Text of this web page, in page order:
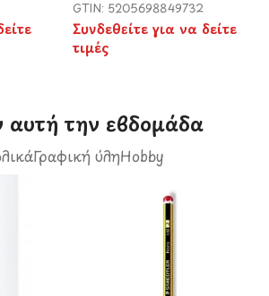
GTIN: 5205698849732
Συνδεθείτε για να δείτε
τιμές
την εβδομάδα​
Γραφική ύληHobby